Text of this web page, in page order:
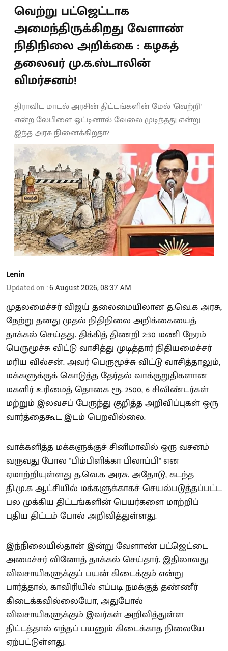
வெற்று பட்ஜெட்டாக
அமைந்திருக்கிறது வேளாண்
நிதிநிலை அறிக்கை : கழகத்
தலைவர் மு.க.ஸ்டாலின்
விமர்சனம்!
திராவிட மாடல் அரசின் திட்டங்களின் மேல் 'வெற்றி'
என்ற லேபிளை ஒட்டினால் வேலை முடிந்தது என்று
இந்த அரசு நினைக்கிறதா?
Lenin
Updated on :6 August 2026, 08:37 AM
முதலமைச்சர் விஜய் தலைமையிலான த.வெ.க அரசு,
நேற்று தனது முதல் நிதிநிலை அறிக்கையைத்
தாக்கல் செய்தது. திக்கித் திணறி 2:30 மணி நேரம்
பெருமூச்சு விட்டு வாசித்து முடித்தார் நிதியமைச்சர்
மரிய வில்சன். அவர் பெருமூச்சு விட்டு வாசித்தாலும்,
மக்களுக்குக் கொடுத்த தேர்தல் வாக்குறுதிகளான
மகளிர் உரிமைத் தொகை ரூ. 2500, 6 சிலிண்டர்கள்
மற்றும் இலவசப் பேருந்து குறித்த அறிவிப்புகள் ஒரு
வார்த்தைகூட இடம் பெறவில்லை.
வாக்களித்த மக்களுக்குச் சினிமாவில் ஒரு வசனம்
வருவது போல "பிம்பிளிக்கா பிலாப்பி" என
ஏமாற்றியுள்ளது த.வெ.க அரசு. அதோடு, கடந்த
தி.மு.க ஆட்சியில் மக்களுக்காகச் செயல்படுத்தப்பட்ட
பல முக்கிய திட்டங்களின் பெயர்களை மாற்றிப்
புதிய திட்டம் போல் அறிவித்துள்ளது.
இந்நிலையில்தான் இன்று வேளாண் பட்ஜெட்டை
அமைச்சர் வினோத் தாக்கல் செய்தார். இதிலாவது
விவசாயிகளுக்குப் பயன் கிடைக்கும் என்று
பார்த்தால், காவிரியில் எப்படி நமக்குத் தண்ணீர்
கிடைக்கவில்லையோ, அதுபோல்
விவசாயிகளுக்கும் இவர்கள் அறிவித்துள்ள
திட்டத்தால் எந்தப் பயனும் கிடைக்காத நிலையே
ஏற்பட்டுள்ளது.